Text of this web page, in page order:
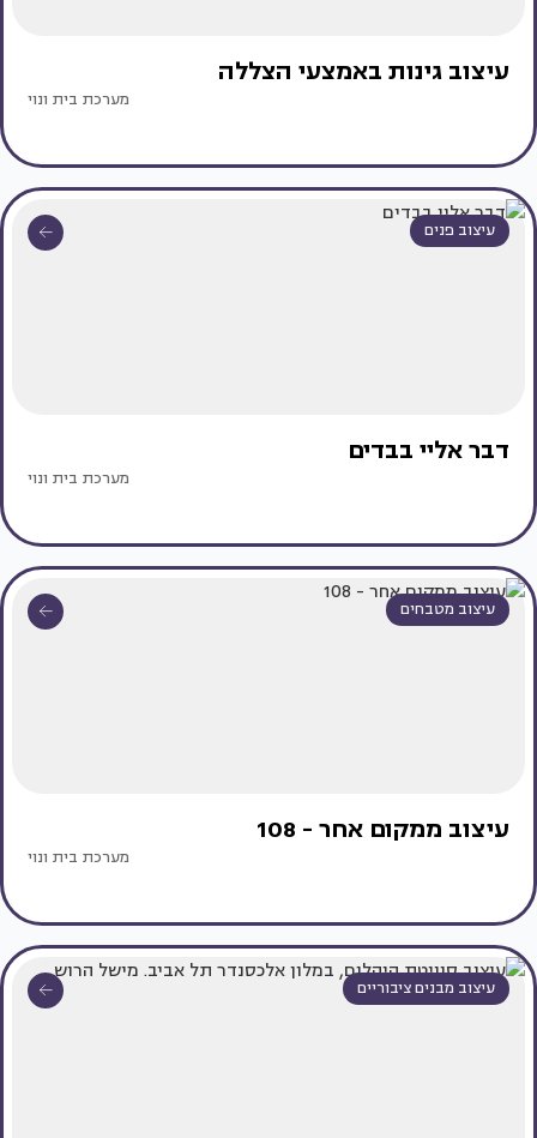
עיצוב גינות באמצעי הצללה
מערכת בית ונוי
עיצוב פנים
דבר אליי בבדים
מערכת בית ונוי
עיצוב מטבחים
עיצוב ממקום אחר - 108
מערכת בית ונוי
עיצוב מבנים ציבוריים